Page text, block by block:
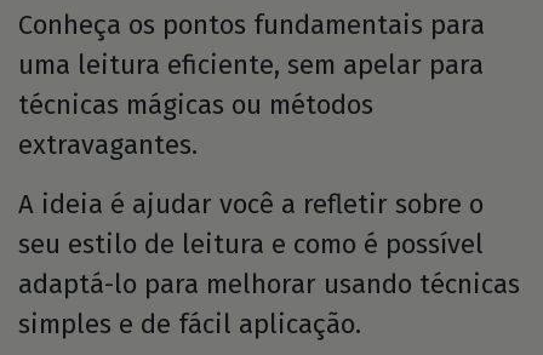
Conheça os pontos fundamentais para
uma leitura eficiente, sem apelar para
técnicas mágicas ou métodos
extravagantes.
A ideia é ajudar você a refletir sobre o
seu estilo de leitura e como é possível
adaptá-lo para melhorar usando técnicas
simples e de fácil aplicação.